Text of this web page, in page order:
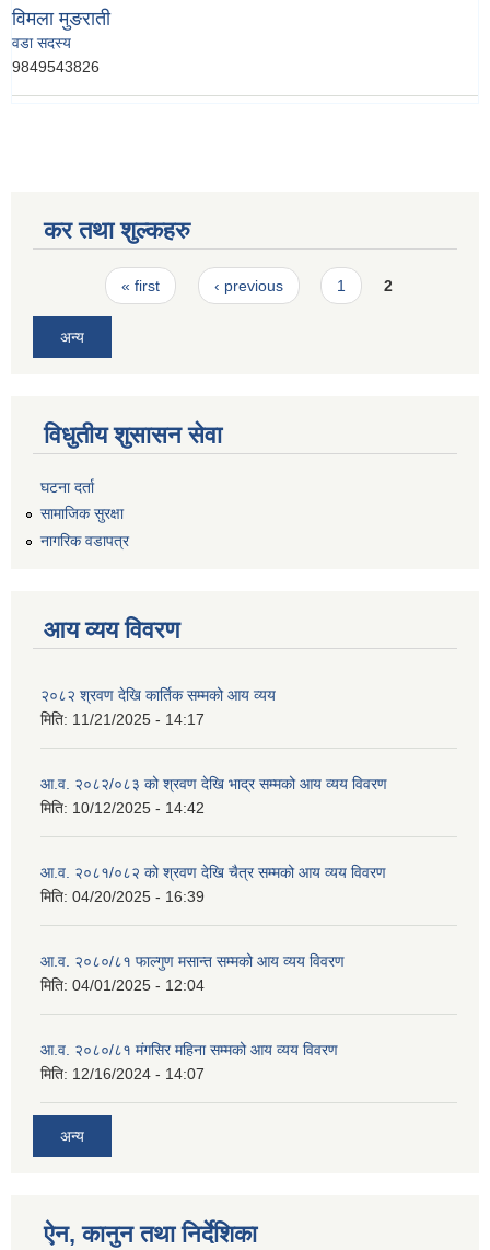
विमला मुङराती
वडा सदस्य
9849543826
कर तथा शुल्कहरु
Pages« first ‹ previous 1 2
अन्य
विधुतीय शुसासन सेवा
घटना दर्ता
सामाजिक सुरक्षा
नागरिक वडापत्र
आय व्यय विवरण
२०८२ श्रवण देखि कार्तिक सम्मको आय व्यय
मिति: 11/21/2025 - 14:17
आ.व. २०८२/०८३ को श्रवण देखि भाद्र सम्मको आय व्यय विवरण
मिति: 10/12/2025 - 14:42
आ.व. २०८१/०८२ को श्रवण देखि चैत्र सम्मको आय व्यय विवरण
मिति: 04/20/2025 - 16:39
आ.व. २०८०/८१ फाल्गुण मसान्त सम्मको आय व्यय विवरण
मिति: 04/01/2025 - 12:04
आ.व. २०८०/८१ मंगसिर महिना सम्मको आय व्यय विवरण
मिति: 12/16/2024 - 14:07
अन्य
ऐन, कानुन तथा निर्देशिका